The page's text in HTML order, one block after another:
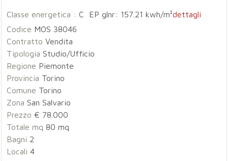
Classe energetica :C EP glnr: 157.21 kwh/m²dettagli
Codice MOS 38046
Contratto Vendita
Tipologia Studio/Ufficio
Regione Piemonte
Provincia Torino
Comune Torino
Zona San Salvario
Prezzo € 78.000
Totale mq 80 mq
Bagni 2
Locali 4